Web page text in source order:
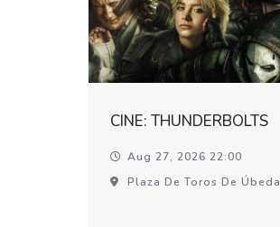
CINE: THUNDERBOLTS
Aug 27, 2026 22:00
Plaza De Toros De Úbeda